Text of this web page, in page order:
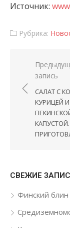
Источник:
Рубрика:
запись
САЛАТ С
КУРИЦЕЙ И
СВЕЖИЕ
Финский блин